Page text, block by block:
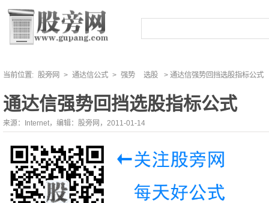
当前位置: 股旁网 > 通达信公式 > 强势 选股 > 通达信强势回挡选股指标公式
通达信强势回挡选股指标公式
来源：Internet，编辑：股旁网，2011-01-14